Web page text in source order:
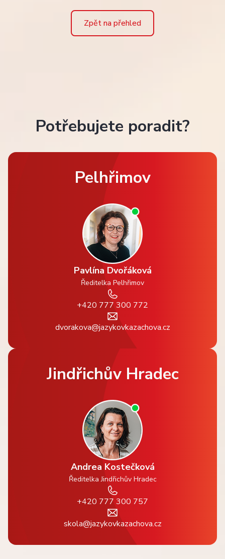
Zpět na přehled
Potřebujete poradit?
Pelhřimov
Pavlína Dvořáková
Ředitelka Pelhřimov
+420 777 300 772
dvorakova@jazykovkazachova.cz
Jindřichův Hradec
Andrea Kostečková
Ředitelka Jindřichův Hradec
+420 777 300 757
skola@jazykovkazachova.cz